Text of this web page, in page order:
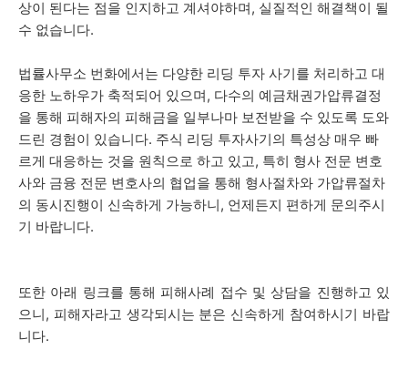
상이 된다는 점을 인지하고 계셔야하며, 실질적인 해결책이 될
수 없습니다.
법률사무소 번화에서는 다양한 리딩 투자 사기를 처리하고 대
응한 노하우가 축적되어 있으며, 다수의 예금채권가압류결정
을 통해 피해자의 피해금을 일부나마 보전받을 수 있도록 도와
드린 경험이 있습니다. 주식 리딩 투자사기의 특성상 매우 빠
르게 대응하는 것을 원칙으로 하고 있고, 특히 형사 전문 변호
사와 금융 전문 변호사의 협업을 통해 형사절차와 가압류절차
의 동시진행이 신속하게 가능하니, 언제든지 편하게 문의주시
기 바랍니다.
또한 아래 링크를 통해 피해사례 접수 및 상담을 진행하고 있
으니, 피해자라고 생각되시는 분은 신속하게 참여하시기 바랍
니다.